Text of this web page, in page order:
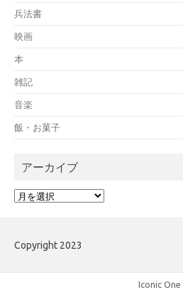
兵法書
映画
本
雑記
音楽
飯・お菓子
アーカイブ
ア
ブ
Copyright 2023
Iconic One